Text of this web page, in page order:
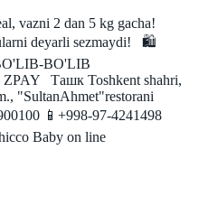
, vazni 2 dan 5 kg gacha!
deyarli sezmaydi!
🛍
BO'LIB
ZPAY Ташк Toshkent shahri,
"SultanAhmet"restorani
📱+998-97-4241498
Baby on line